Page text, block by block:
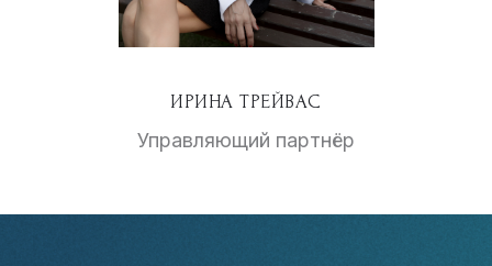
ИРИНА ТРЕЙВАС
Управляющий партнёр